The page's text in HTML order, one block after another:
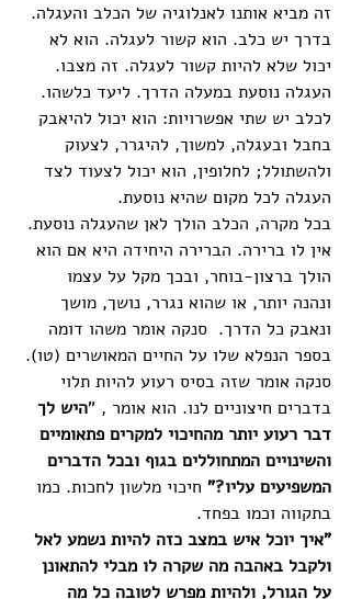
זה מביא אותנו לאנלוגיה של הכלב והעגלה.
בדרך יש כלב. הוא קשור לעגלה. הוא לא
יכול שלא להיות קשור לעגלה. זה מצבו.
העגלה נוסעת במעלה הדרך. ליעד כלשהו.
לכלב יש שתי אפשרויות: הוא יכול להיאבק
בחבל ובעגלה, למשוך, להיגרר, לצעוק
ולהשתולל; לחלופין, הוא יכול לצעוד לצד
העגלה לכל מקום שהיא נוסעת.
בכל מקרה, הכלב הולך לאן שהעגלה נוסעת.
אין לו ברירה. הברירה היחידה היא אם הוא
הולך ברצון-בוחר, ובכך מקל על עצמו
ונהנה יותר, או שהוא נגרר, נושך, מושך
ונאבק כל הדרך.  סנקה אומר משהו דומה
בספר הנפלא שלו על החיים המאושרים (טו).
סנקה אומר שזה בסיס רעוע להיות תלוי
בדברים חיצוניים לנו. הוא אומר , "היש לך
דבר רעוע יותר מהחיכוי למקרים פתאומיים
והשינויים המתחוללים בגוף ובכל הדברים
המשפיעים עליו?" חיכוי מלשון לחכות. כמו
בתקווה וכמו בפחד.
"איך יוכל איש במצב כזה להיות נשמע לאל
ולקבל באהבה מה שקרה לו מבלי להתאונן
על הגורל, ולהיות מפרש לטובה כל מה